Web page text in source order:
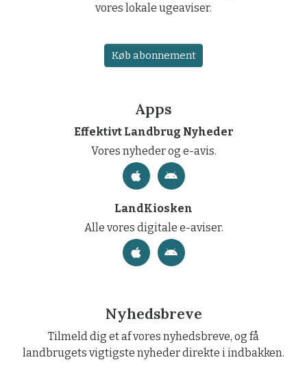
vores lokale ugeaviser.
Køb abonnement
Apps
Effektivt Landbrug Nyheder
Vores nyheder og e-avis.
LandKiosken
Alle vores digitale e-aviser.
Nyhedsbreve
Tilmeld dig et af vores nyhedsbreve, og få
landbrugets vigtigste nyheder direkte i indbakken.